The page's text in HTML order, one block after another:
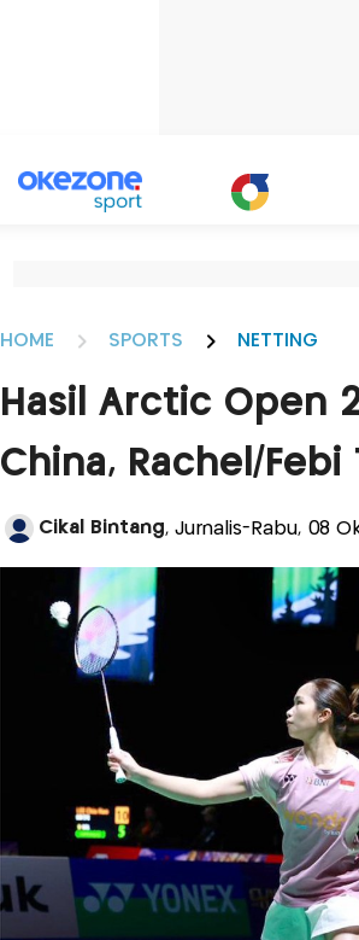
HOME SPORTS NETTING
Hasil Arctic Open
China, Rachel/Febi
Cikal Bintang, Jurnalis-Rabu, 08